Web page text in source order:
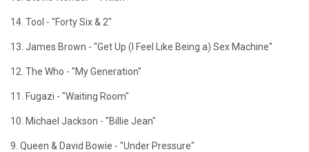
14. Tool - "Forty Six & 2"
13. James Brown - "Get Up (I Feel Like Being a) Sex Machine"
12. The Who - "My Generation"
11. Fugazi - "Waiting Room"
10. Michael Jackson - "Billie Jean"
9. Queen & David Bowie - "Under Pressure"